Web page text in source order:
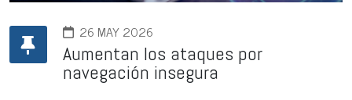
26 MAY 2026
Aumentan los ataques por
navegación insegura